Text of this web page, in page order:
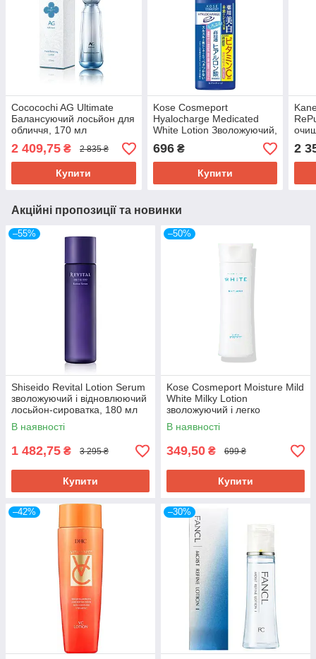
Cococochi AG Ultimate
Балансуючий лосьйон для
обличчя, 170 мл
2 409,75 ₴ 2 835 ₴
Купити
Kose Cosmeport
Hyalocharge Medicated
White Lotion Зволожуючий,
освітлюючий лосьйон для
обличчя, 180 мл
696₴
Купити
2
Акційні пропозиції та новинки
–55%
Shiseido Revital Lotion Serum
зволожуючий і відновлюючий
лосьйон-сироватка, 180 мл
В наявності
1 482,75 ₴ 3 295 ₴
Купити
–50%
Kose Cosmeport Moisture Mild
White Milky Lotion
зволожуючий і легко
освітлюючий лосьйон з
маточним молочком, 140 мл
В наявності
349,50 ₴ 699 ₴
Купити
–42% –30%